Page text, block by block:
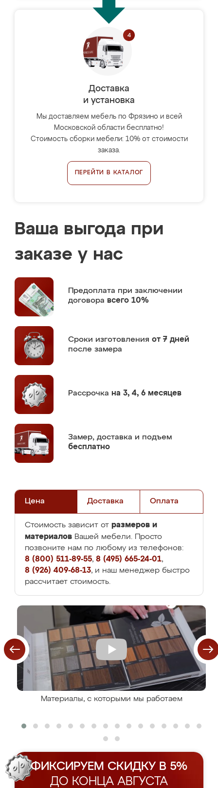
Доставка
и установка
Мы доставляем мебель по Фрязино и всей
Московской области бесплатно!
Стоимость сборки мебели: 10% от стоимости
заказа.
ПЕРЕЙТИ В КАТАЛОГ
Ваша выгода при
заказе у нас
Предоплата при заключении
договора всего 10%
Сроки изготовления от 7 дней
после замера
Рассрочка на 3, 4, 6 месяцев
Замер, доставка и подъем
бесплатно
Цена Доставка Оплата
Стоимость зависит от размеров и
материалов Вашей мебели. Просто
позвоните нам по любому из телефонов:
8 (800) 511-89-55, 8 (495) 665-24-01,
8 (926) 409-68-13, и наш менеджер быстро
рассчитает стоимость.
Материалы, с которыми мы работаем
ФИКСИРУЕМ СКИДКУ В 5%
ДО КОНЦА АВГУСТА